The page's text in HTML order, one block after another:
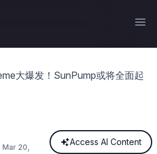
大爆发！SunPump或将全面起
Mar 20,
Access AI Content